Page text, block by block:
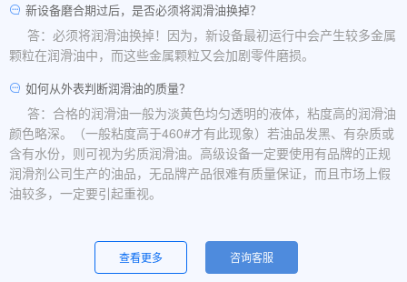
新设备磨合期过后，是否必须将润滑油换掉？
答：必须将润滑油换掉！因为，新设备最初运行中会产生较多金属
颗粒在润滑油中，而这些金属颗粒又会加剧零件磨损。
如何从外表判断润滑油的质量？
答：合格的润滑油一般为淡黄色均匀透明的液体，粘度高的润滑油
颜色略深。（一般粘度高于460#才有此现象）若油品发黑、有杂质或
含有水份，则可视为劣质润滑油。高级设备一定要使用有品牌的正规
润滑剂公司生产的油品，无品牌产品很难有质量保证，而且市场上假
油较多，一定要引起重视。
一般是润滑油质量问题，合格的润滑油使用中不应出现大量泡沫，
用户不应采用会产生泡沫的润滑油。还有一个可能的原因是混油可能
查看更多 咨询客服